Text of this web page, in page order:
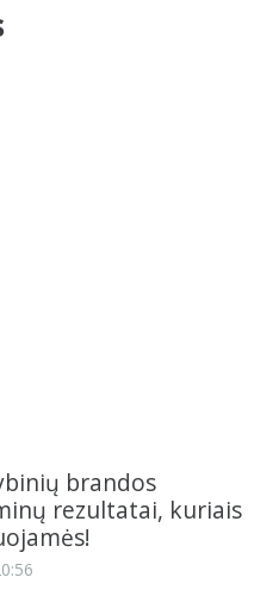
brandos
rezultatai, kuriais